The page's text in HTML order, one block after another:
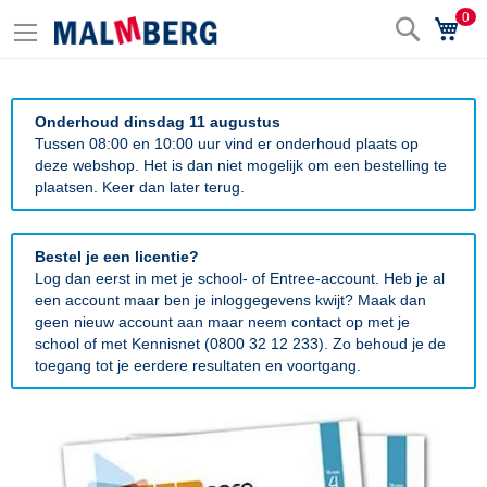
Zoek0
Onderhoud dinsdag 11 augustus
Tussen 08:00 en 10:00 uur vind er onderhoud plaats op
deze webshop. Het is dan niet mogelijk om een bestelling te
plaatsen. Keer dan later terug.
Bestel je een licentie?
Log dan eerst in met je school- of Entree-account. Heb je al
een account maar ben je inloggegevens kwijt? Maak dan
geen nieuw account aan maar neem contact op met je
school of met Kennisnet (0800 32 12 233). Zo behoud je de
toegang tot je eerdere resultaten en voortgang.